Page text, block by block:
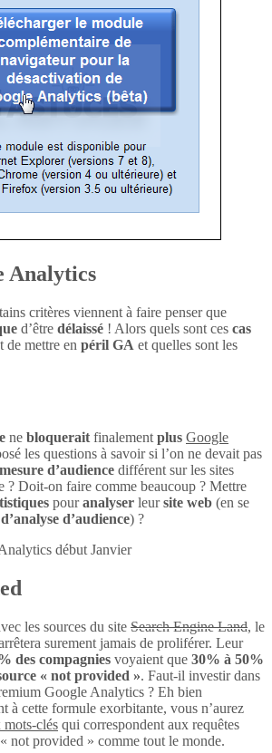
Analytics
critères viennent à faire penser que
d’être délaissé ! Alors quels sont ces cas
de mettre en péril GA et quelles sont les
ne bloqueraitfinalementplus Google
les questions à savoir si l’on ne devait pas
d’audience différent sur les sites
? Doit-on faire comme beaucoup ? Mettre
pouranalyser leursite web (en se
d’audience) ?
début Janvier
les sources du site Search Engine Land, le
surement jamais de proliférer. Leur
des compagnies voyaient que 30% à 50%
« not provided ». Faut-il investir dans
Google Analytics ? Eh bien
à cette formule exorbitante, vous n’aurez
mots-clés qui correspondent aux requêtes
not provided » comme tout le monde.